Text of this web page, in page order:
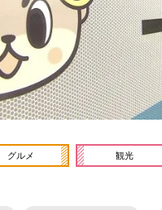
グルメ 観光